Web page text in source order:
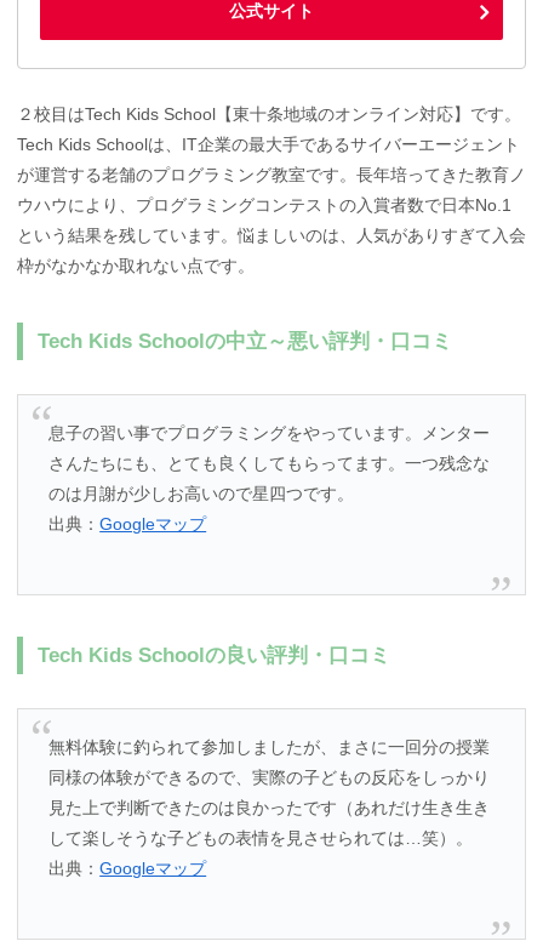
公式サイト
２校目はTech Kids School【東十条地域のオンライン対応】です。
Tech Kids Schoolは、IT企業の最大手であるサイバーエージェント
が運営する老舗のプログラミング教室です。長年培ってきた教育ノ
ウハウにより、プログラミングコンテストの入賞者数で日本No.1
という結果を残しています。悩ましいのは、人気がありすぎて入会
枠がなかなか取れない点です。
Tech Kids Schoolの中立～悪い評判・口コミ
息子の習い事でプログラミングをやっています。メンター
さんたちにも、とても良くしてもらってます。一つ残念な
のは月謝が少しお高いので星四つです。
出典：Googleマップ
Tech Kids Schoolの良い評判・口コミ
無料体験に釣られて参加しましたが、まさに一回分の授業
同様の体験ができるので、実際の子どもの反応をしっかり
見た上で判断できたのは良かったです（あれだけ生き生き
して楽しそうな子どもの表情を見させられては…笑）。
出典：Googleマップ